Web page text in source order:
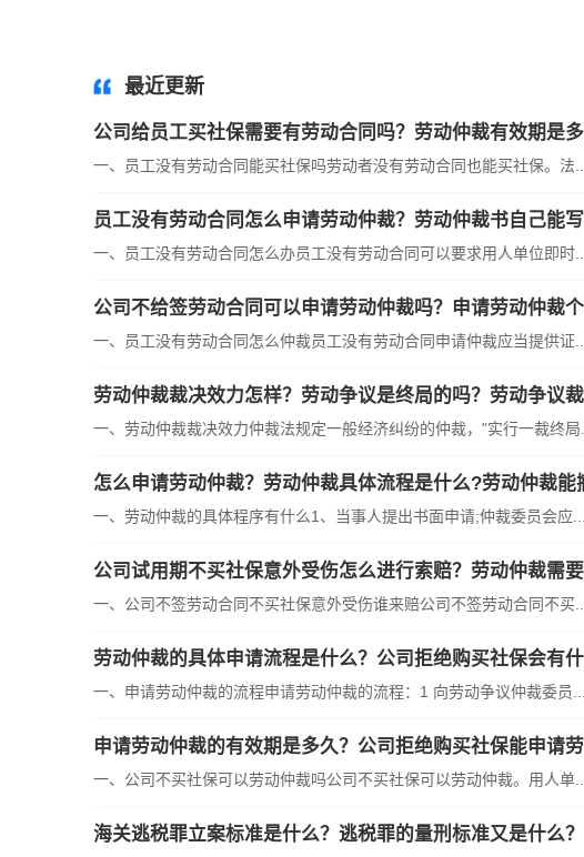
最近更新
公司给员工买社保需要有劳动合同吗？劳动仲裁有效期是多
一、员工没有劳动合同能买社保吗劳动者没有劳动合同也能买社保。法
员工没有劳动合同怎么申请劳动仲裁？劳动仲裁书自己能写
一、员工没有劳动合同怎么办员工没有劳动合同可以要求用人单位即时
公司不给签劳动合同可以申请劳动仲裁吗？申请劳动仲裁
一、员工没有劳动合同怎么仲裁员工没有劳动合同申请仲裁应当提供证
劳动仲裁裁决效力怎样？劳动争议是终局的吗？劳动争议
一、劳动仲裁裁决效力仲裁法规定一般经济纠纷的仲裁，"实行一裁终局
怎么申请劳动仲裁？劳动仲裁具体流程是什么?劳动仲裁能
一、劳动仲裁的具体程序有什么1、当事人提出书面申请;仲裁委员会应...
公司试用期不买社保意外受伤怎么进行索赔？劳动仲裁需要
一、公司不签劳动合同不买社保意外受伤谁来赔公司不签劳动合同不买
劳动仲裁的具体申请流程是什么？公司拒绝购买社保会有什
一、申请劳动仲裁的流程申请劳动仲裁的流程：1 向劳动争议仲裁委员...
申请劳动仲裁的有效期是多久？公司拒绝购买社保能申请劳
一、公司不买社保可以劳动仲裁吗公司不买社保可以劳动仲裁。用人单
海关逃税罪立案标准是什么？逃税罪的量刑标准又是什么？